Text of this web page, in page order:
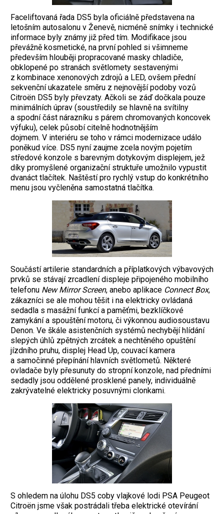
Faceliftovaná řada DS5 byla oficiálně představena na
letošním autosalonu v Ženevě, nicméně snímky i technické
informace byly známy již před tím. Modifikace jsou
převážně kosmetické, na první pohled si všimneme
především hlouběji propracované masky chladiče,
obklopené po stranách světlomety sestavenými
z kombinace xenonových zdrojů a LED, ovšem přední
sekvenční ukazatele směru z nejnovější podoby vozů
Citroën DS5 byly převzaty. Ačkoli se záď dočkala pouze
minimálních úprav (soustředily se hlavně na svítilny
a spodní část nárazníku s párem chromovaných koncovek
výfuku), celek působí citelně hodnotnějším
dojmem. V interiéru se toho v rámci modernizace událo
poněkud více. DS5 nyní zaujme zcela novým pojetím
středové konzole s barevným dotykovým displejem, jež
díky promyšlené organizační struktuře umožnilo vypustit
dvanáct tlačítek. Naštěstí pro rychlý vstup do konkrétního
menu jsou vyčleněna samostatná tlačítka.
Součástí artilerie standardních a příplatkových výbavových
prvků se stávají zrcadlení displeje připojeného mobilního
telefonu New Mirror Screen, anebo aplikace Connect Box,
zákazníci se ale mohou těšit i na elektricky ovládaná
sedadla s masážní funkcí a paměťmi, bezklíčkové
zamykání a spouštění motoru, či výkonnou audiosoustavu
Denon. Ve škále asistenčních systémů nechybějí hlídání
slepých úhlů zpětných zrcátek a nechtěného opuštění
jízdního pruhu, displej Head Up, couvací kamera
a samočinné přepínání hlavních světlometů. Některé
ovladače byly přesunuty do stropní konzole, nad předními
sedadly jsou oddělené prosklené panely, individuálně
zakrývatelné elektricky posuvnými clonkami.
S ohledem na úlohu DS5 coby vlajkové lodi PSA Peugeot
Citroën jsme však postrádali třeba elektrické otevírání